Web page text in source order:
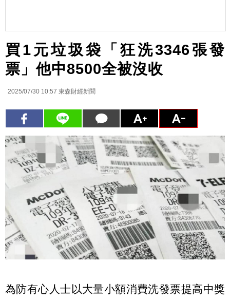
買1元垃圾袋「狂洗3346張發
票」他中8500全被沒收
2025/07/30 10:57 東森財經新聞
為防有心人士以大量小額消費洗發票提高中獎